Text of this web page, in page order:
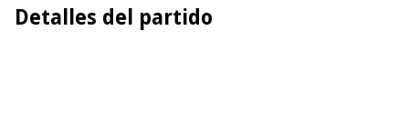
Detalles del partido